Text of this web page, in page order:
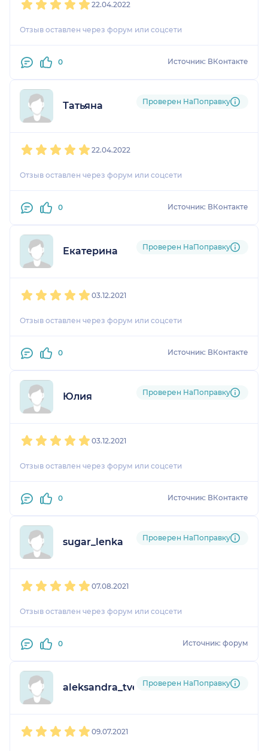
22.04.2022
Отзыв оставлен через форум или соцсети
0 Источник: ВКонтакте
Татьяна Проверен НаПоправку
22.04.2022
Отзыв оставлен через форум или соцсети
0 Источник: ВКонтакте
Екатерина Проверен НаПоправку
03.12.2021
Отзыв оставлен через форум или соцсети
0 Источник: ВКонтакте
Юлия Проверен НаПоправку
03.12.2021
Отзыв оставлен через форум или соцсети
0 Источник: ВКонтакте
sugar_lenka Проверен НаПоправку
07.08.2021
Отзыв оставлен через форум или соцсети
0 Источник: форум
aleksandra_tverdohlebova
Проверен НаПоправку
09.07.2021